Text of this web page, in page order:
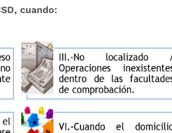
cuando: